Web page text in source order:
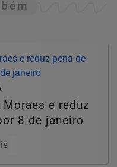
e reduz
8 de janeiro